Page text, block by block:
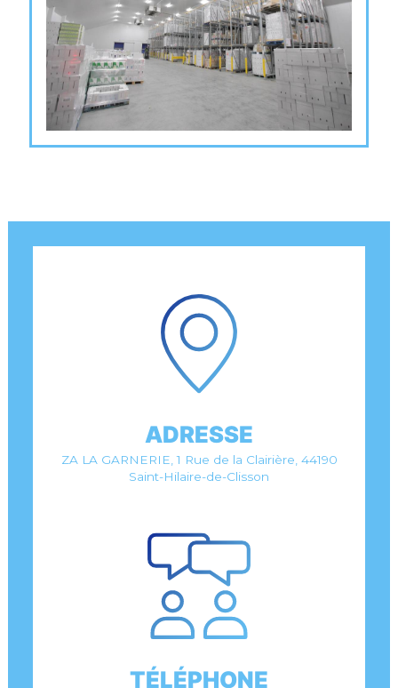
ADRESSE
ZA LA GARNERIE, 1 Rue de la Clairière, 44190
Saint-Hilaire-de-Clisson
TÉLÉPHONE